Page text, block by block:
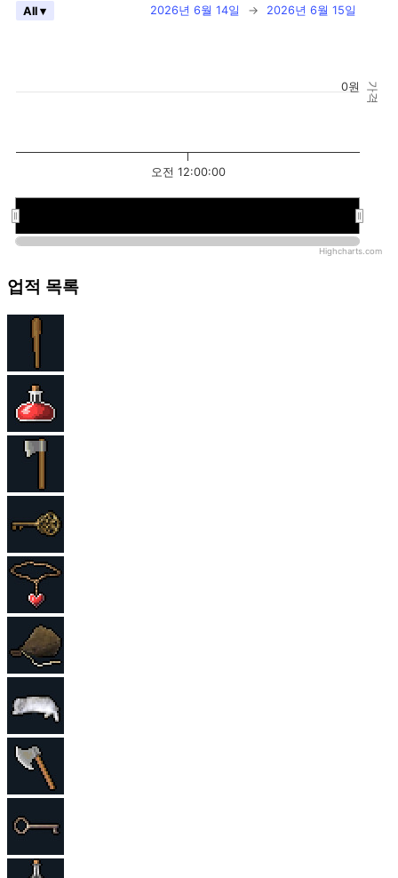
가격
2026년 6월 14일 → 2026년 6월 15일
All ▾
오전 12:00:00
0원
Highcharts.com
업적 목록